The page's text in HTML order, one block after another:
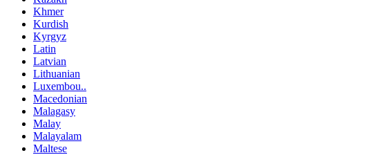
Khmer
Kurdish
Kyrgyz
Latin
Latvian
Lithuanian
Luxembou..
Macedonian
Malagasy
Malay
Malayalam
Maltese